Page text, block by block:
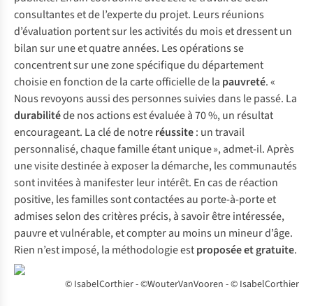
consultantes et de l’experte du projet. Leurs réunions
d’évaluation portent sur les activités du mois et dressent un
bilan sur une et quatre années. Les opérations se
concentrent sur une zone spécifique du département
choisie en fonction de la carte officielle de la pauvreté. «
Nous revoyons aussi des personnes suivies dans le passé. La
durabilitéde nos actions est évaluée à 70 %, un résultat
encourageant. La clé de notreréussite: un travail
personnalisé, chaque famille étant unique », admet-il. Après
une visite destinée à exposer la démarche, les communautés
sont invitées à manifester leur intérêt. En cas de réaction
positive, les familles sont contactées au porte-à-porte et
admises selon des critères précis, à savoir être intéressée,
pauvre et vulnérable, et compter au moins un mineur d’âge.
Rien n’est imposé, la méthodologie estproposée et gratuite.
© IsabelCorthier - ©WouterVanVooren - © IsabelCorthier